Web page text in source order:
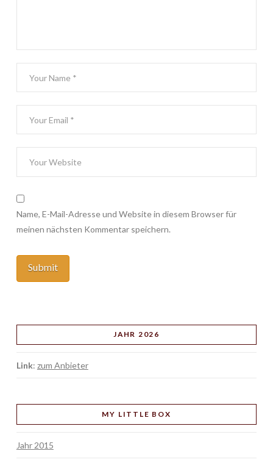
Name, E-Mail-Adresse und Website in diesem Browser für
meinen nächsten Kommentar speichern.
JAHR 2026
Link: zum Anbieter
MY LITTLE BOX
Jahr 2015